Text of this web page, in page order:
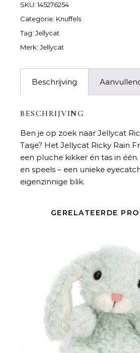
SKU:145276254
Categorie: Knuffels
Tag: Jellycat
Merk: Jellycat
Beschrijving
BESCHRIJVING
Ben je op zoek naar Jellycat
Tasje? Het Jellycat Ricky Rain
een pluche kikker én tas in
en speels – een unieke
eigenzinnige blik.
GERELATEERDE